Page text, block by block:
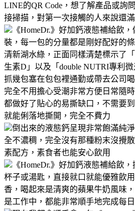
LINE的QR Code，想了解產品或詢
接掃描，對第一次接觸的人來說還
《HomeDr.》好加鈣液態補給飲
裝，每一包的分量都是剛好配好的
清新湖水綠，正面同樣清楚標示了
生素D」以及「double NUTRI專利
抓幾包塞在包包裡通勤或帶去公司
完全不用擔心受潮非常方便日常隨
都做好了貼心的易撕缺口，不需要
就能俐落地撕開，完全不費力
倒出來的液態鈣呈現非常飽滿純
全不濃稠，完全沒有那種粉末沒攪
素配方，素食者也能安心飲用
《HomeDr.》好加鈣液態補給飲
杯子或湯匙，直接就口就能優雅飲
香，喝起來是清爽的蘋果牛奶風味
是工作中，都能非常順手地完成每